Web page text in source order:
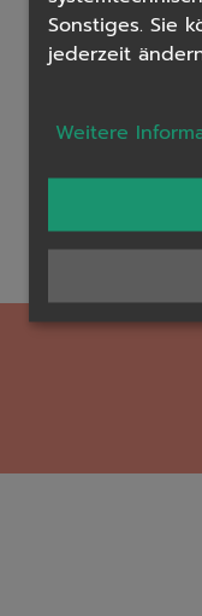
erbauen
Kartoffel) und
Tränen, die
Opfer, das früher
Symbolik kann
Sonstiges. Sie
jederzeit
Weitere